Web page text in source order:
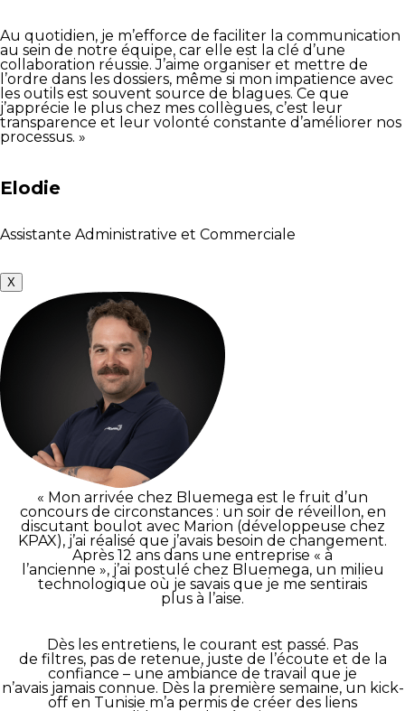
Au quotidien, je m’efforce de faciliter la communication
au sein de notre équipe, car elle est la clé d’une
collaboration réussie. J’aime organiser et mettre de
l’ordre dans les dossiers, même si mon impatience avec
les outils est souvent source de blagues. Ce que
j’apprécie le plus chez mes collègues, c’est leur
transparence et leur volonté constante d’améliorer nos
processus. »
Elodie
Assistante Administrative et Commerciale
X
« Mon arrivée chez Bluemega est le fruit d’un
concours de circonstances : un soir de réveillon, en
discutant boulot avec Marion (développeuse chez
KPAX), j’ai réalisé que j’avais besoin de changement.
Après 12 ans dans une entreprise « à
l’ancienne », j’ai postulé chez Bluemega, un milieu
technologique où je savais que je me sentirais
plus à l’aise.
Dès les entretiens, le courant est passé. Pas
de filtres, pas de retenue, juste de l’écoute et de la
confiance – une ambiance de travail que je
n’avais jamais connue. Dès la première semaine, un kick-
off en Tunisie m’a permis de créer des liens